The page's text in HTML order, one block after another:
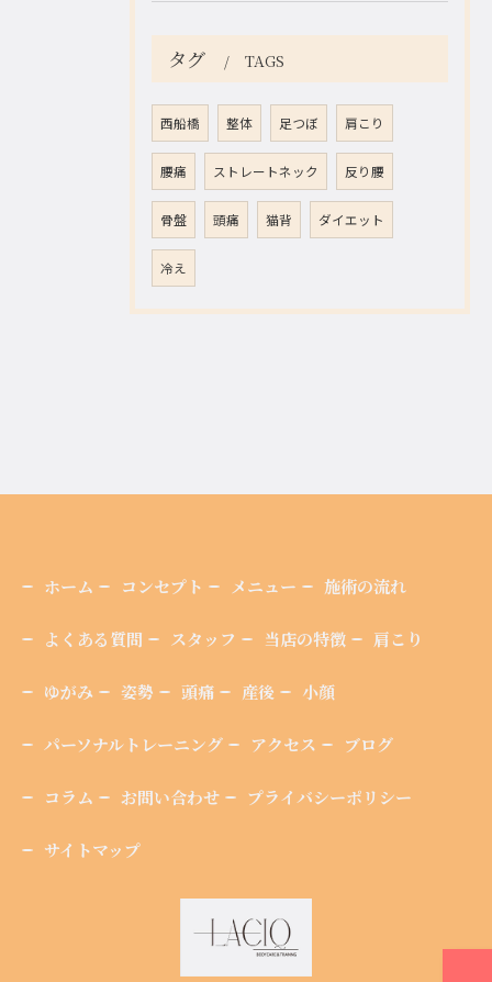
タグ TAGS
西船橋 整体 足つぼ 肩こり
腰痛 ストレートネック 反り腰
骨盤 頭痛 猫背 ダイエット
冷え
ホーム コンセプト メニュー 施術の流れ
よくある質問 スタッフ 当店の特徴 肩こり
ゆがみ 姿勢 頭痛 産後 小顔
パーソナルトレーニング アクセス ブログ
コラム お問い合わせ プライバシーポリシー
サイトマップ